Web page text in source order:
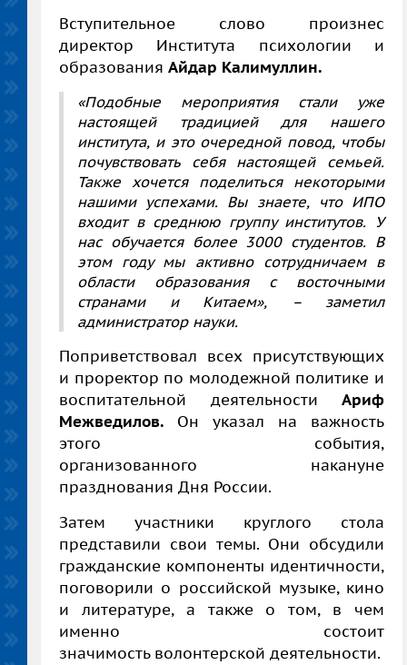
Вступительное слово произнес
директор Института психологии и
образования Айдар Калимуллин.
«Подобные мероприятия стали уже
настоящей традицией для нашего
института, и это очередной повод, чтобы
почувствовать себя настоящей семьей.
Также хочется поделиться некоторыми
нашими успехами. Вы знаете, что ИПО
входит в среднюю группу институтов. У
нас обучается более 3000 студентов. В
этом году мы активно сотрудничаем в
области образования с восточными
странами и Китаем»,
–заметил
администратор науки.
Поприветствовал всех присутствующих
и проректор по молодежной политике и
воспитательной деятельности Ариф
Межведилов. Он указал на важность
этого события,
организованного накануне
празднования Дня России.
Затем участники круглого стола
представили свои темы. Они обсудили
гражданские компоненты идентичности,
поговорили о российской музыке, кино
и литературе, а также о том, в чем
именно состоит
значимость волонтерской деятельности.